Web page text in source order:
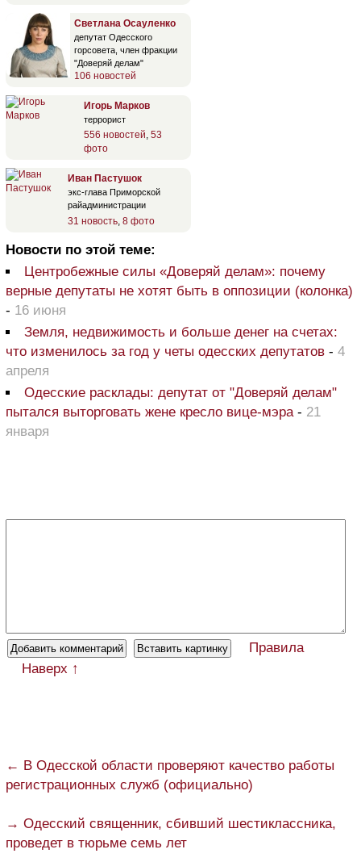
Светлана Осауленко
депутат Одесского
горсовета, член фракции
"Доверяй делам"
106 новостей
Игорь Марков
террорист
556 новостей, 53
фото
Иван Пастушок
экс-глава Приморской
райадминистрации
31 новость, 8 фото
Новости по этой теме:
Центробежные силы «Доверяй делам»: почему
верные депутаты не хотят быть в оппозиции (колонка)
- 16 июня
Земля, недвижимость и больше денег на счетах:
что изменилось за год у четы одесских депутатов - 4
апреля
Одесские расклады: депутат от "Доверяй делам"
пытался выторговать жене кресло вице-мэра- 21
января
Правила
Наверх ↑
← В Одесской области проверяют качество работы
регистрационных служб (официально)
→ Одесский священник, сбивший шестиклассника,
проведет в тюрьме семь лет